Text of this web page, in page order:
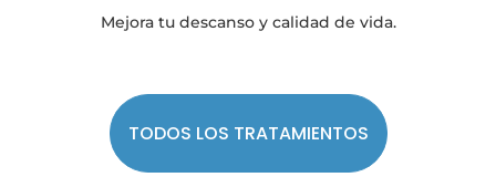
Mejora tu descanso y calidad de vida.
TODOS LOS TRATAMIENTOS